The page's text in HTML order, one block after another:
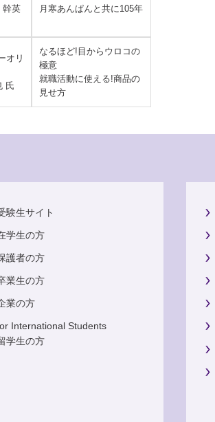
幹英
月寒あんぱんと共に105年
オリ
氏
なるほど!目からウロコの
極意
就職活動に使える!商品の
見せ方
験生サイト
学生の方
護者の方
業生の方
業の方
International Students
学生の方